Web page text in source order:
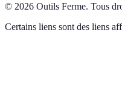
© 2026 Outils Ferme. Tous
Certains liens sont des liens